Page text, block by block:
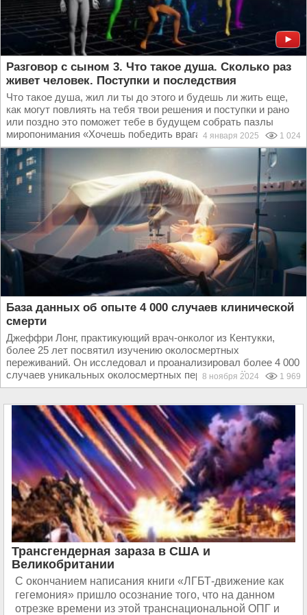
Разговор с сыном 3. Что такое душа. Сколько раз
живет человек. Поступки и последствия
Что такое душа, жил ли ты до этого и будешь ли жить еще,
как могут повлиять на тебя твои решения и поступки и рано
или поздно это поможет тебе в будущем собрать пазлы
миропонимания «Хочешь победить врага –...4 января 2025 1 024
База данных об опыте 4 000 случаев клинической
смерти
Джеффри Лонг, практикующий врач-онколог из Кентукки,
более 25 лет посвятил изучению околосмертных
переживаний. Он исследовал и проанализировал более 4 000
случаев уникальных околосмертных переживаний и...
8 ноября 2024 1 969
Трансгендерная зараза в США и
Великобритании
С окончанием написания книги «ЛГБТ-движение как
гегемония» пришло осознание того, что на данном
отрезке времени из этой транснациональной ОПГ и